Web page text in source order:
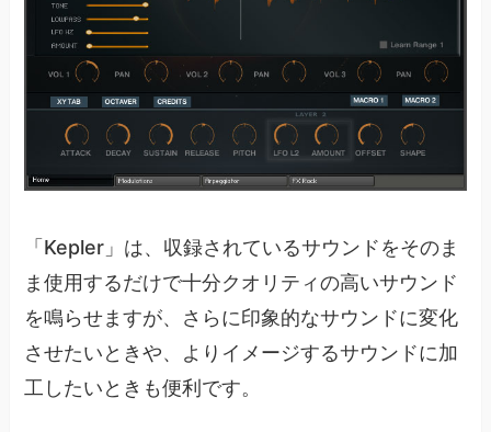
「Kepler」は、収録されているサウンドをそのま
ま使用するだけで十分クオリティの高いサウンド
を鳴らせますが、さらに印象的なサウンドに変化
させたいときや、よりイメージするサウンドに加
工したいときも便利です。